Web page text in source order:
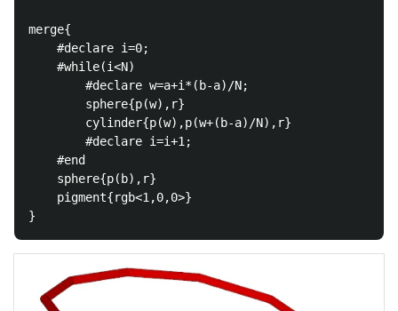
merge{
    #declare i=0;
    #while(i<N)
        #declare w=a+i*(b-a)/N;
        sphere{p(w),r}
        cylinder{p(w),p(w+(b-a)/N),r}
        #declare i=i+1;
    #end
    sphere{p(b),r}
    pigment{rgb<1,0,0>}